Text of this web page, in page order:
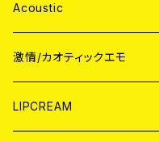
Acoustic
JAPAN
CD
WORLD
激情/カオティックエモ
JAPAN
LIPCREAM